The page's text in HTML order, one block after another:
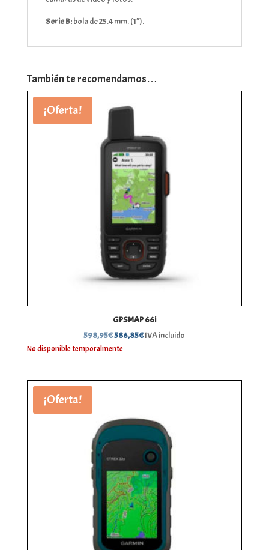
Serie B:bola de 25.4 mm. (1″).
También te recomendamos…
¡Oferta!
GPSMAP 66i
598,95€El
precio
586,85€ElIVA incluido
No disponible temporalmente
¡Oferta!